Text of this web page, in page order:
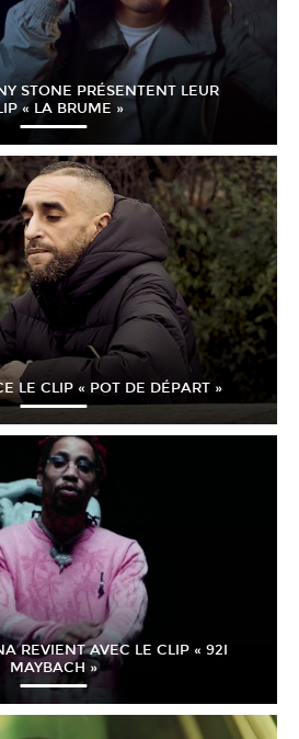
STONE PRÉSENTENT LEUR
« LA BRUME »
LE CLIP « POT DE DÉPART »
REVIENT AVEC LE CLIP « 92I
MAYBACH »